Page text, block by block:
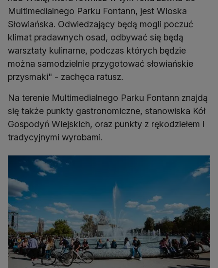
Multimedialnego Parku Fontann, jest Wioska
Słowiańska. Odwiedzający będą mogli poczuć
klimat pradawnych osad, odbywać się będą
warsztaty kulinarne, podczas których będzie
można samodzielnie przygotować słowiańskie
przysmaki" - zachęca ratusz.
Na terenie Multimedialnego Parku Fontann znajdą
się także punkty gastronomiczne, stanowiska Kół
Gospodyń Wiejskich, oraz punkty z rękodziełem i
tradycyjnymi wyrobami.